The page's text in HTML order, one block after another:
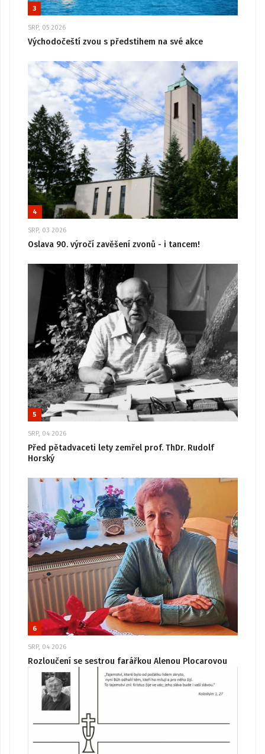
3
SRP, 05 2026
Východočeští zvou s předstihem na své akce
4
SRP, 03 2026
Oslava 90. výročí zavěšení zvonů - i tancem!
5
SRP, 04 2026
Před pětadvaceti lety zemřel prof. ThDr. Rudolf
Horský
6
SRP, 04 2026
Rozloučení se sestrou farářkou Alenou Plocarovou